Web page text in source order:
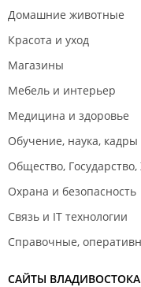
Домашние животные
Красота и уход
Магазины
Мебель и интерьер
Медицина и здоровье
Обучение, наука, кадры
Общество,
Охрана и безопасность
Связь и IT технологии
Справочные,
САЙТЫ ВЛАДИВОСТОКА